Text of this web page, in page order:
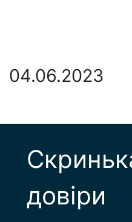
04.06.2023
довіри